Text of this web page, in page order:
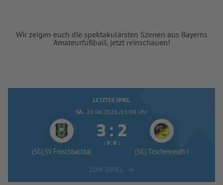
Wir zeigen euch die spektakulärsten Szenen aus Bayerns
Amateurfußball, jetzt reinschauen!
LETZTES SPIEL
SA.. 20.06.2026 /15:00 Uhr
(SG) SV Froschbachtal
 : 
(  :  )
(SG) Tirschenreuth I